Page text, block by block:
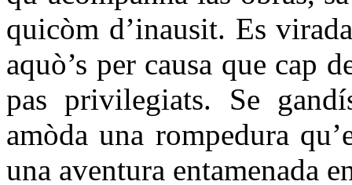
quicòm d’inausit. Es
aquò’s per causa que cap
pas privilegiats. Se
amòda una rompedura
una aventura entamenada